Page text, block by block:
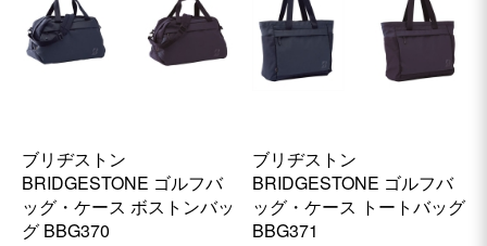
ブリヂストン
BRIDGESTONE ゴルフバ
ッグ・ケース ボストンバッ
グ BBG370
ブリヂストン
BRIDGESTONE ゴルフバ
ッグ・ケース トートバッグ
BBG371